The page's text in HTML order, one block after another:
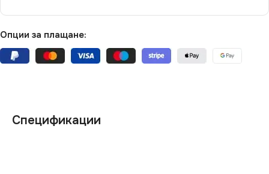
Опции за плащане:
Спецификации